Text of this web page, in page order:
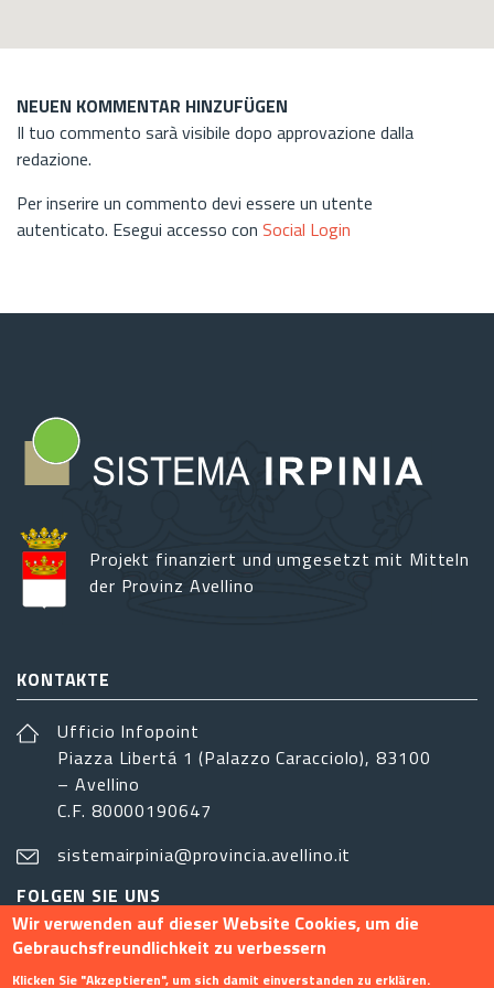
NEUEN KOMMENTAR HINZUFÜGEN
Il tuo commento sarà visibile dopo approvazione dalla
redazione.
Per inserire un commento devi essere un utente
autenticato. Esegui accesso con Social Login
Projekt finanziert und umgesetzt mit Mitteln
der Provinz Avellino
KONTAKTE
Ufficio Infopoint
Piazza Libertá 1 (Palazzo Caracciolo), 83100
– Avellino
C.F. 80000190647
sistemairpinia@provincia.avellino.it
FOLGEN SIE UNS
Wir verwenden auf dieser Website Cookies, um die
Gebrauchsfreundlichkeit zu verbessern
Klicken Sie "Akzeptieren", um sich damit einverstanden zu erklären.